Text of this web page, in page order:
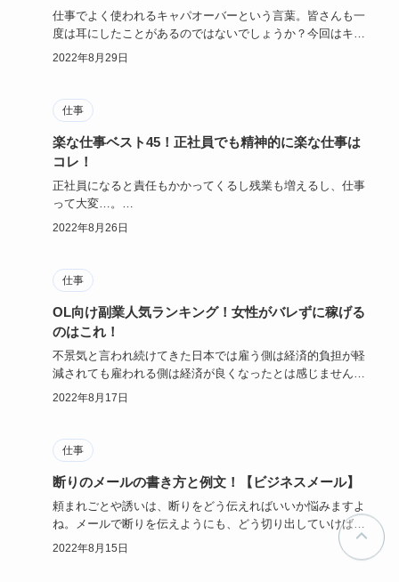
仕事でよく使われるキャパオーバーという言葉。皆さんも一
度は耳にしたことがあるのではないでしょうか？今回はキャ
パオーバーの意…
2022年8月29日
仕事
楽な仕事ベスト45！正社員でも精神的に楽な仕事は
コレ！
正社員になると責任もかかってくるし残業も増えるし、仕事
って大変…。